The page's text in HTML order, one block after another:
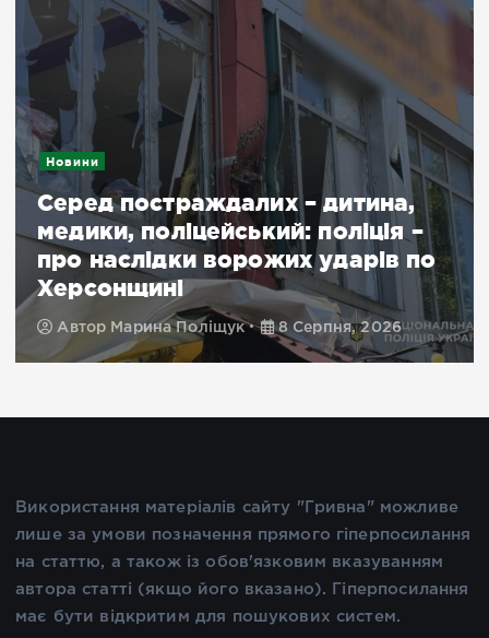
Новини
Серед постраждалих – дитина,
медики, поліцейський: поліція –
про наслідки ворожих ударів по
Херсонщині
Автор Марина Поліщук 8 Серпня, 2026
Використання матеріалів сайту "Гривна" можливе
лише за умови позначення прямого гіперпосилання
на статтю, а також із обов'язковим вказуванням
автора статті (якщо його вказано). Гіперпосилання
має бути відкритим для пошукових систем.